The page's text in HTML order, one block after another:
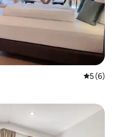
平均评分
5 (6)